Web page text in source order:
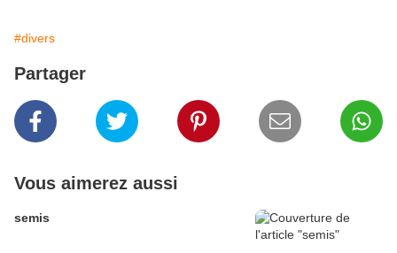
#divers
Partager
Vous aimerez aussi
semis